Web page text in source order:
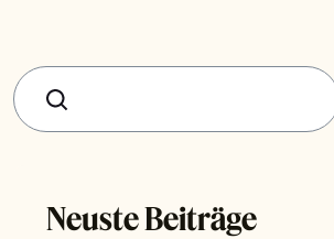
Suchen
Neuste Beiträge